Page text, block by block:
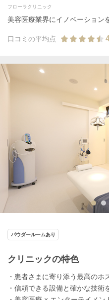
フローラクリニック
美容医療業界にイノベーション
口コミの平均点
パウダールームあり
クリニックの特色
・患者さまに寄り添う最高のホ
・信頼できる設備と確かな技術